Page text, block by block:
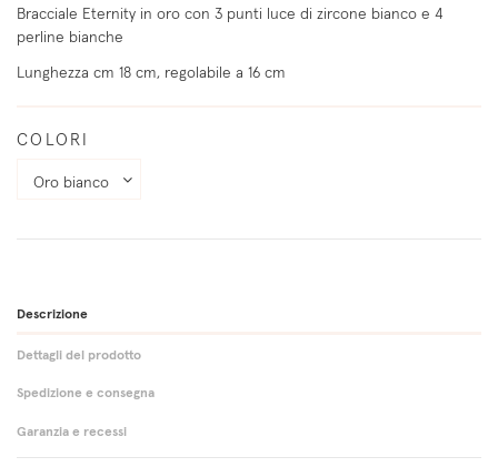
Bracciale Eternity in oro con 3 punti luce di zircone bianco e 4
perline bianche
Lunghezza cm 18 cm, regolabile a 16 cm
COLORI
Descrizione
Dettagli del prodotto
Spedizione e consegna
Garanzia e recessi